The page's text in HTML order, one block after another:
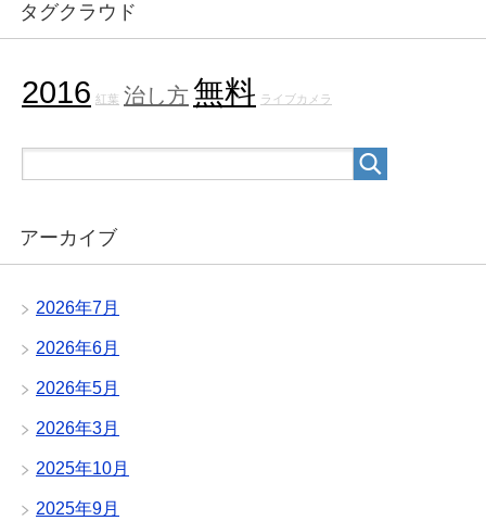
タグクラウド
2016 紅葉 治し方無料 ライブカメラ
アーカイブ
2026年7月
2026年6月
2026年5月
2026年3月
2025年10月
2025年9月